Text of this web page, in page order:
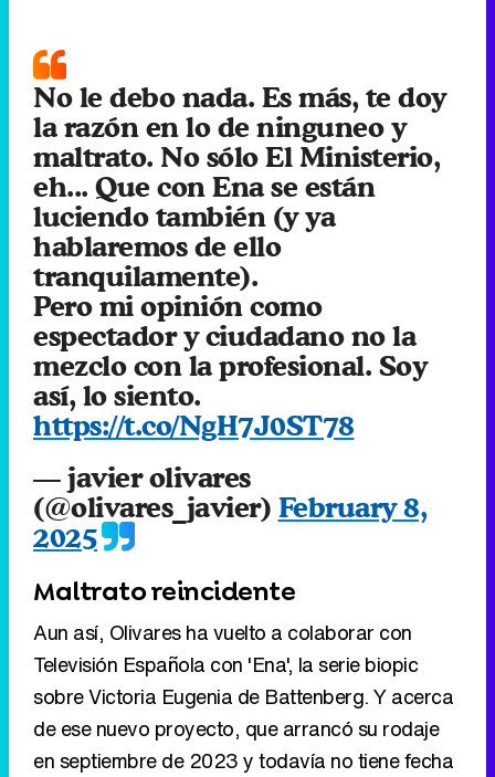
No le debo nada. Es más, te doy
la razón en lo de ninguneo y
maltrato. No sólo El Ministerio,
eh... Que con Ena se están
luciendo también (y ya
hablaremos de ello
tranquilamente).
Pero mi opinión como
espectador y ciudadano no la
mezclo con la profesional. Soy
así, lo siento.
https://t.co/NgH7J0ST78
— javier olivares
(@olivares_javier) February 8,
2025
Maltrato reincidente
Aun así, Olivares ha vuelto a colaborar con
Televisión Española con 'Ena', la serie biopic
sobre Victoria Eugenia de Battenberg. Y acerca
de ese nuevo proyecto, que arrancó su rodaje
en septiembre de 2023 y todavía no tiene fecha